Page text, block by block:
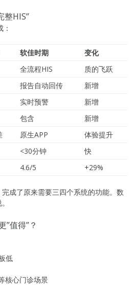
整HIS”
软佳时期
变化
全流程HIS
质的飞跃
报告自动回传
新增
实时预警
新增
包含
新增
原生APP
体验提升
<30分钟
快
4.6/5 +29%
成了原来需要三四个系统的功能。数
”值得”？
低
核心门诊场景